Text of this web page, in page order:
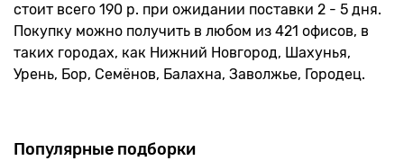
стоит всего 190 р. при ожидании поставки 2 - 5 дня.
Покупку можно получить в любом из 421 офисов, в
таких городах, как Нижний Новгород, Шахунья,
Урень, Бор, Семёнов, Балахна, Заволжье, Городец.
Популярные подборки